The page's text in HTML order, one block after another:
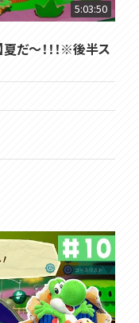
5:03:50
だ～！！！※後半ス